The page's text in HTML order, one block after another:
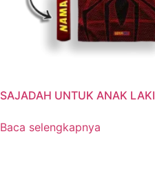
SAJADAH UNTUK ANAK LAKI
Baca selengkapnya